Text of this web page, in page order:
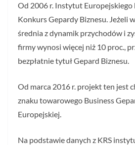
Od 2006 r. Instytut Europejskiego
Konkurs Gepardy Biznesu. Jeżeli
średnia z dynamik przychodów i
firmy wynosi więcej niż 10 proc.,
bezpłatnie tytuł Gepard Biznesu.
Od marca 2016 r. projekt ten jest
znaku towarowego Business
Europejskiej.
Na podstawie danych z KRS